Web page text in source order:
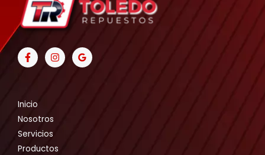
Inicio
Nosotros
Servicios
Productos